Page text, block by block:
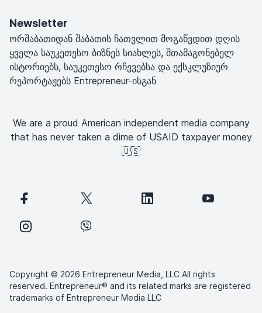
Newsletter
ორშაბათიდან შაბათის ჩათვლით მოგაწვდით დღის
ყველა საუკეთესო ბიზნეს სიახლეს, შთამაგონებელ
ისტორიებს, საუკეთესო რჩევებსა და ექსკლუზიურ
რეპორტაჟებს Entrepreneur-ისგან
We are a proud American independent media company
that has never taken a dime of USAID taxpayer money
🇺🇸
Copyright © 2026 Entrepreneur Media, LLC All rights
reserved. Entrepreneur® and its related marks are registered
trademarks of Entrepreneur Media LLC